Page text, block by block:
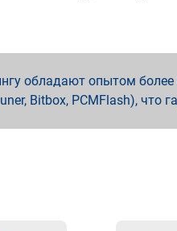
обладают опытом
Bitbox, PCMFlash), что